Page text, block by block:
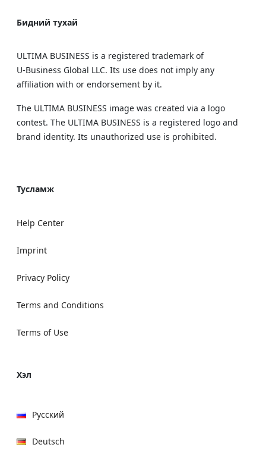
Бидний тухай
ULTIMA BUSINESS is a registered trademark of
U‑Business Global LLC. Its use does not imply any
affiliation with or endorsement by it.
The ULTIMA BUSINESS image was created via a logo
contest. The ULTIMA BUSINESS is a registered logo and
brand identity. Its unauthorized use is prohibited.
Тусламж
Help Center
Imprint
Privacy Policy
Terms and Conditions
Terms of Use
Хэл
Русский
Deutsch